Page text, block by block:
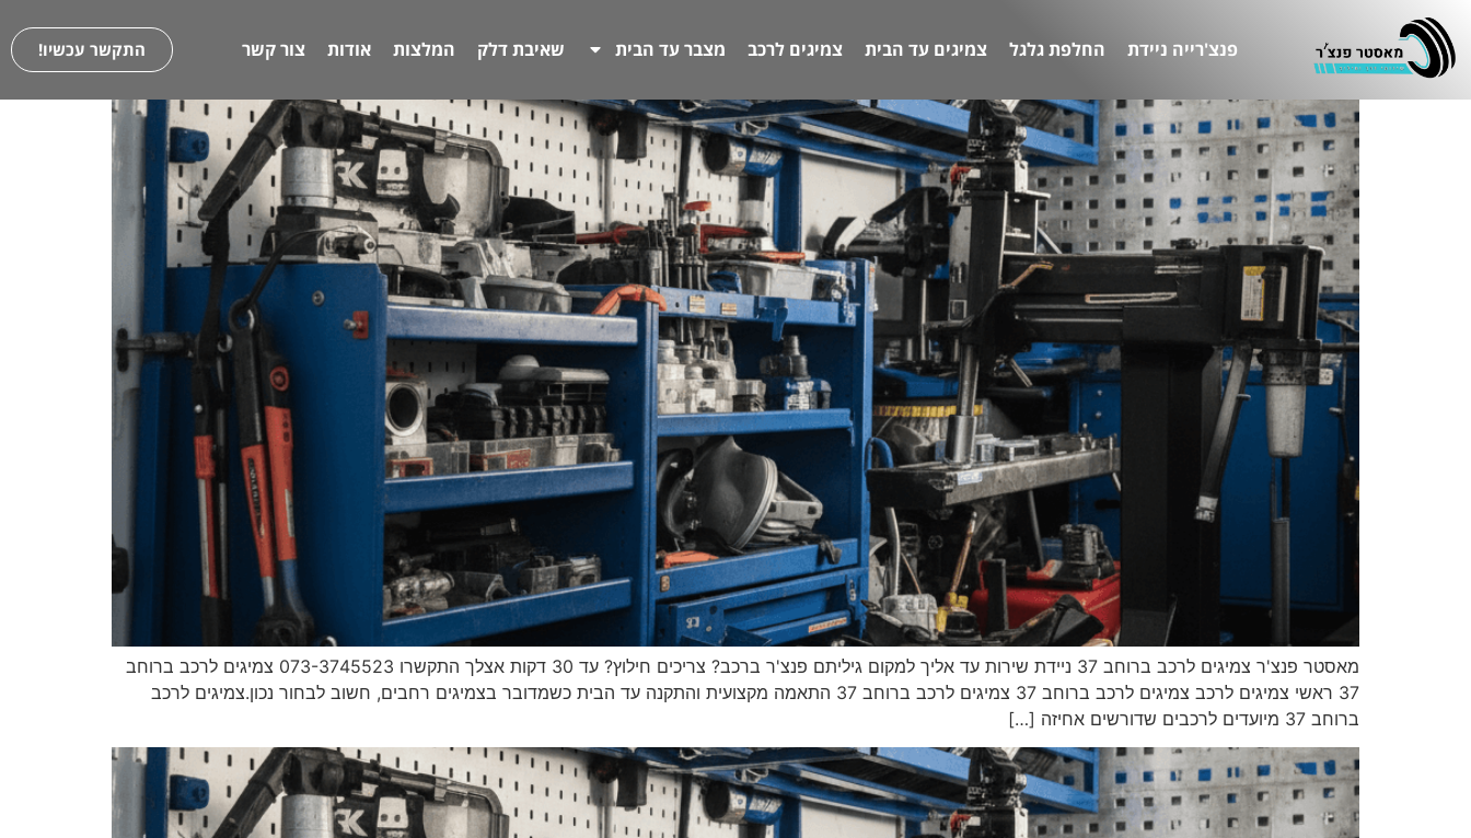
פנצ'רייה ניידת החלפת גלגל צמיגים עד הבית צמיגים לרכב מצבר עד הבית שאיבת דלק המלצות אודות צור קשר התקשר עכשיו!
מאסטר פנצ'ר צמיגים לרכב ברוחב 37 ניידת שירות עד אליך למקום גיליתם פנצ'ר ברכב? צריכים חילוץ? עד 30 דקות אצלך התקשרו 073-3745523 צמיגים לרכב ברוחב
37 ראשי צמיגים לרכב צמיגים לרכב ברוחב 37 צמיגים לרכב ברוחב 37 התאמה מקצועית והתקנה עד הבית כשמדובר בצמיגים רחבים, חשוב לבחור נכון.צמיגים לרכב
ברוחב 37 מיועדים לרכבים שדורשים אחיזה […]